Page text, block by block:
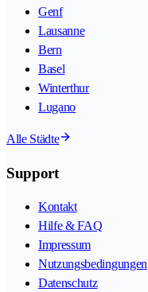
Genf
Lausanne
Bern
Basel
Winterthur
Lugano
Alle Städte
Support
Kontakt
Hilfe & FAQ
Impressum
Nutzungsbedingungen
Datenschutz